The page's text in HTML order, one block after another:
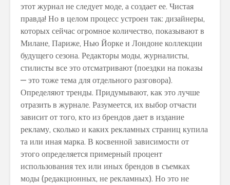
этот журнал не следует моде, а создает ее. Чистая
правда! Но в целом процесс устроен так: дизайнеры,
которых сейчас огромное количество, показывают в
Милане, Париже, Нью Йорке и Лондоне коллекции
будущего сезона. Редакторы моды, журналисты,
стилисты все это отсматривают (поездки на показы
— это тоже тема для отдельного разговора).
Определяют тренды. Придумывают, как это лучше
отразить в журнале. Разумеется, их выбор отчасти
зависит от того, кто из брендов дает в издание
рекламу, сколько и каких рекламных страниц купила
та или иная марка. В косвенной зависимости от
этого определяется примерный процент
использования тех или иных брендов в съемках
моды (редакционных, не рекламных). Но это не